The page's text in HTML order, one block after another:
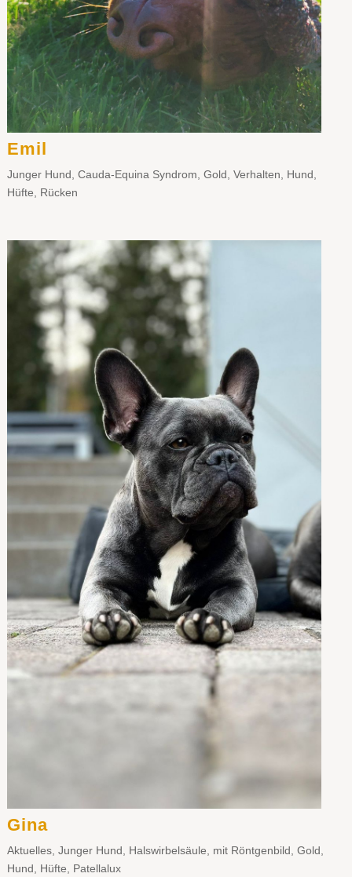
Emil
Junger Hund Cauda-Equina Syndrom Gold Verhalten Hund
Hüfte
Rücken
Gina
Aktuelles, Junger Hund Halswirbelsäule mit Röntgenbild Gold
Hund
Hüfte Patellalux